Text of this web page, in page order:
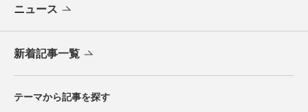
ニュース
新着記事一覧
テーマから記事を探す